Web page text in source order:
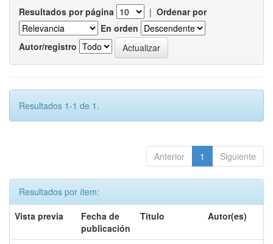
Resultados por página | Ordenar por
En orden
Autor/registro
Resultados 1-1 de 1.
Anterior 1 Siguiente
Resultados por ítem:
Vista previa
Fecha de
publicación
Título Autor(es)